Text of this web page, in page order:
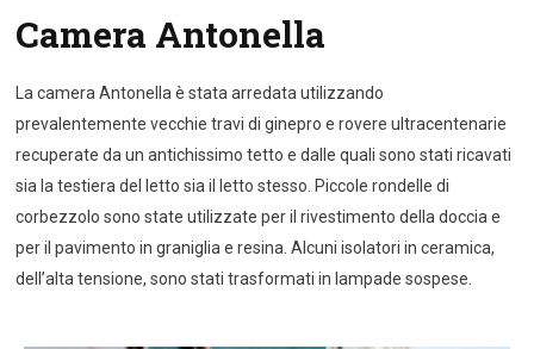
Camera Antonella
La camera Antonella è stata arredata utilizzando
prevalentemente vecchie travi di ginepro e rovere ultracentenarie
recuperate da un antichissimo tetto e dalle quali sono stati ricavati
sia la testiera del letto sia il letto stesso. Piccole rondelle di
corbezzolo sono state utilizzate per il rivestimento della doccia e
per il pavimento in graniglia e resina. Alcuni isolatori in ceramica,
dell’alta tensione, sono stati trasformati in lampade sospese.